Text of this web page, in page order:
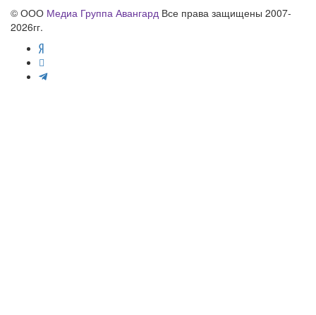
© ООО Медиа Группа Авангард Все права защищены 2007-
2026гг.